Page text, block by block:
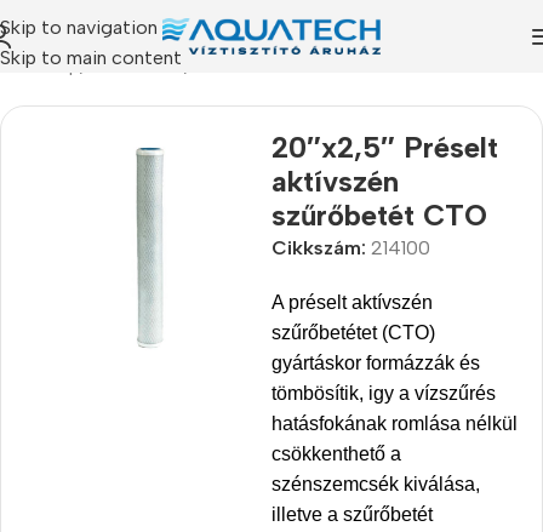
Skip to navigation
Skip to main content
Kezdőlap/Termékeink
20″x2,5″ Préselt
aktívszén
szűrőbetét CTO
Cikkszám: 214100
A préselt aktívszén
szűrőbetétet (CTO)
gyártáskor formázzák és
tömbösítik, igy a vízszűrés
hatásfokának romlása nélkül
csökkenthető a
szénszemcsék kiválása,
illetve a szűrőbetét